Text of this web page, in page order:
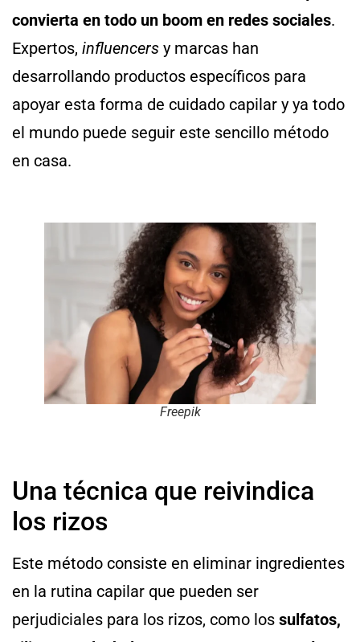
convierta en todo un boom en redes sociales.
Expertos, influencers y marcas han
desarrollando productos específicos para
apoyar esta forma de cuidado capilar y ya todo
el mundo puede seguir este sencillo método
en casa.
Freepik
Una técnica que reivindica
los rizos
Este método consiste en eliminar ingredientes
en la rutina capilar que pueden ser
perjudiciales para los rizos, como los sulfatos,